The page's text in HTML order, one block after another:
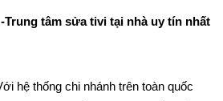
Trung tâm sửa tivi tại nhà uy tín nhất
hệ thống chi nhánh trên toàn quốc